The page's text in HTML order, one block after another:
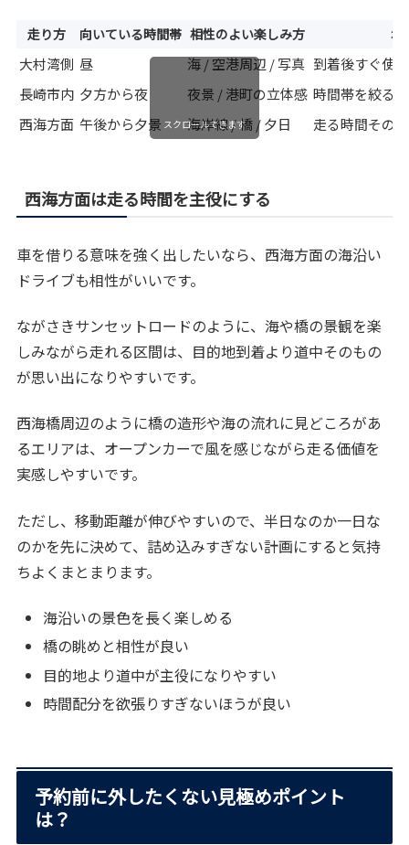
走り方 向いている時間帯 相性のよい楽しみ方 ポ
大村湾側 昼 海 / 空港周辺 / 写真 到着後すぐ使
長崎市内 夕方から夜 夜景 / 港町の立体感 時間帯を絞る
西海方面 午後から夕景 海岸線 / 橋 / 夕日 走る時間その
スクロールできます
西海方面は走る時間を主役にする
車を借りる意味を強く出したいなら、西海方面の海沿い
ドライブも相性がいいです。
ながさきサンセットロードのように、海や橋の景観を楽
しみながら走れる区間は、目的地到着より道中そのもの
が思い出になりやすいです。
西海橋周辺のように橋の造形や海の流れに見どころがあ
るエリアは、オープンカーで風を感じながら走る価値を
実感しやすいです。
ただし、移動距離が伸びやすいので、半日なのか一日な
のかを先に決めて、詰め込みすぎない計画にすると気持
ちよくまとまります。
海沿いの景色を長く楽しめる
橋の眺めと相性が良い
目的地より道中が主役になりやすい
時間配分を欲張りすぎないほうが良い
予約前に外したくない見極めポイント
は？